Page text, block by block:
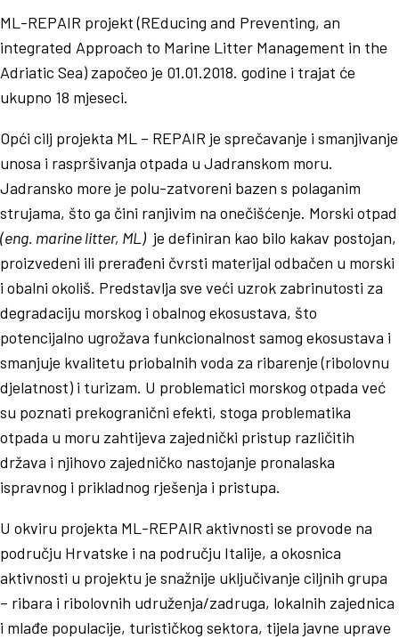
ML-REPAIR projekt (REducing and Preventing, an
integrated Approach to Marine Litter Management in the
Adriatic Sea) započeo je 01.01.2018. godine i trajat će
ukupno 18 mjeseci.
Opći cilj projekta ML – REPAIR je sprečavanje i smanjivanje
unosa i raspršivanja otpada u Jadranskom moru.
Jadransko more je polu-zatvoreni bazen s polaganim
strujama, što ga čini ranjivim na onečišćenje. Morski otpad
(eng. marine litter, ML)je definiran kao bilo kakav postojan,
proizvedeni ili prerađeni čvrsti materijal odbačen u morski
i obalni okoliš. Predstavlja sve veći uzrok zabrinutosti za
degradaciju morskog i obalnog ekosustava, što
potencijalno ugrožava funkcionalnost samog ekosustava i
smanjuje kvalitetu priobalnih voda za ribarenje (ribolovnu
djelatnost) i turizam. U problematici morskog otpada već
su poznati prekogranični efekti, stoga problematika
otpada u moru zahtijeva zajednički pristup različitih
država i njihovo zajedničko nastojanje pronalaska
ispravnog i prikladnog rješenja i pristupa.
U okviru projekta ML-REPAIR aktivnosti se provode na
području Hrvatske i na području Italije, a okosnica
aktivnosti u projektu je snažnije uključivanje ciljnih grupa
– ribara i ribolovnih udruženja/zadruga, lokalnih zajednica
i mlađe populacije, turističkog sektora, tijela javne uprave